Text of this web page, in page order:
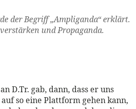
der Begriff „Ampliganda“ erklärt.
und Propaganda.
D.Tr. gab, dann, dass er uns
so eine Plattform gehen kann,